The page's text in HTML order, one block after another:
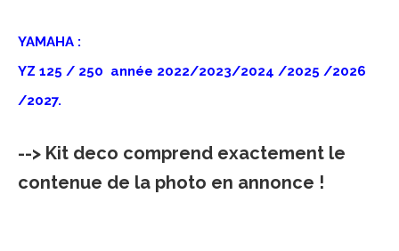
YAMAHA :
YZ 125 / 250 année 2022/2023/2024 /2025 /2026
/2027.
--> Kit deco comprend exactement le
contenue de la photo en annonce !